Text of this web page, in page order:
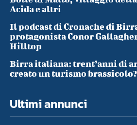
Acida e altri
Il podcast di Cronache di
protagonista Conor
Hilltop
Birra italiana: trent’anni di
creato un turismo brassicolo?
Ultimi annunci